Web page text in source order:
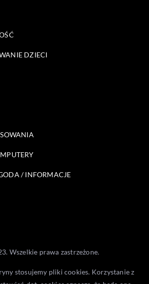
DZIECI
/ INFORMACJE
Wszelkie prawa zastrzeżone.
stosujemy pliki cookies. Korzystanie z